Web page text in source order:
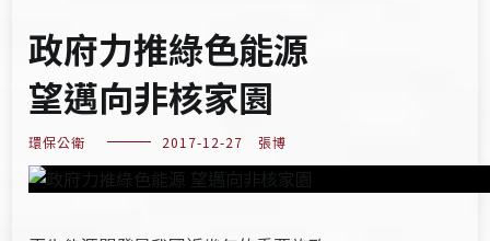
政府力推綠色能源
望邁向非核家園
環保公衛 2017-12-27 張博